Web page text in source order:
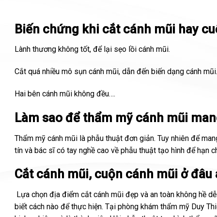
Biến chứng khi cắt cánh mũi hay
Lành thương không tốt, để lại sẹo lồi cánh mũi.
Cắt quá nhiều mô sụn cánh mũi, dẫn đến biến dạng cánh mũi.
Hai bên cánh mũi không đều….
Làm sao để thẩm mỹ cánh mũi
Thẩm mỹ cánh mũi là phẫu thuật đơn giản. Tuy nhiên để
tín và bác sĩ có tay nghề cao về phẫu thuật tạo hình để hạn
Cắt cánh mũi, cuộn cánh mũi ở đâu
Lựa chọn địa điểm cắt cánh mũi đẹp và an toàn không hề
biết cách nào để thực hiện. Tại phòng khám thẩm mỹ Duy